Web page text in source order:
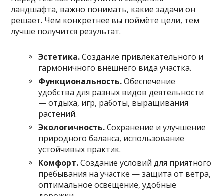
ландшафта, важно понимать, какие задачи он
решает. Чем конкретнее вы поймёте цели, тем
лучше получится результат.
Эстетика.Создание привлекательного и
гармоничного внешнего вида участка.
Функциональность.Обеспечение
удобства для разных видов деятельности
— отдыха, игр, работы, выращивания
растений.
Экологичность.Сохранение и улучшение
природного баланса, использование
устойчивых практик.
Комфорт.Создание условий для приятного
пребывания на участке — защита от ветра,
оптимальное освещение, удобные